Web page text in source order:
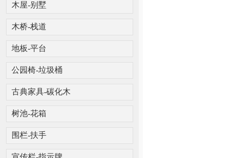
木屋-别墅
木桥-栈道
地板-平台
公园椅-垃圾桶
古典家具-碳化木
树池-花箱
围栏-扶手